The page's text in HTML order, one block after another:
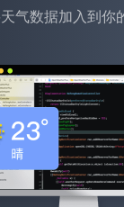
气数据加入到你